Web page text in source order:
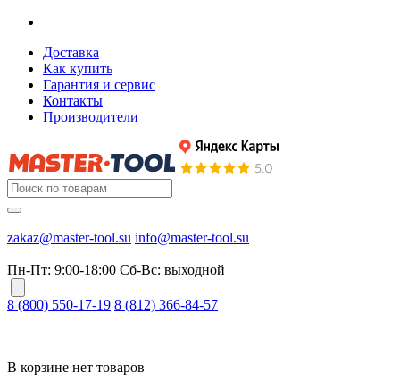
Доставка
Как купить
Гарантия и сервис
Контакты
Производители
zakaz@master-tool.su info@master-tool.su
Пн-Пт: 9:00-18:00 Cб-Вс: выходной
8 (800) 550-17-19 8 (812) 366-84-57
В корзине нет товаров